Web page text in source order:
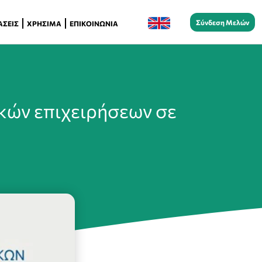
ΧΡΉΣΙΜΑ ΕΠΙΚΟΙΝΩΝΊΑ Σύνδεση Μελών
επιχειρήσεων σε